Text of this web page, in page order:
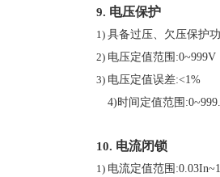
9. 电压保护
1) 具备过压、欠压保护
2) 电压定值范围 :0~999V
3) 电压定值误差:<1%
4)时间定值范围
10. 电流闭锁
1) 电流定值范围